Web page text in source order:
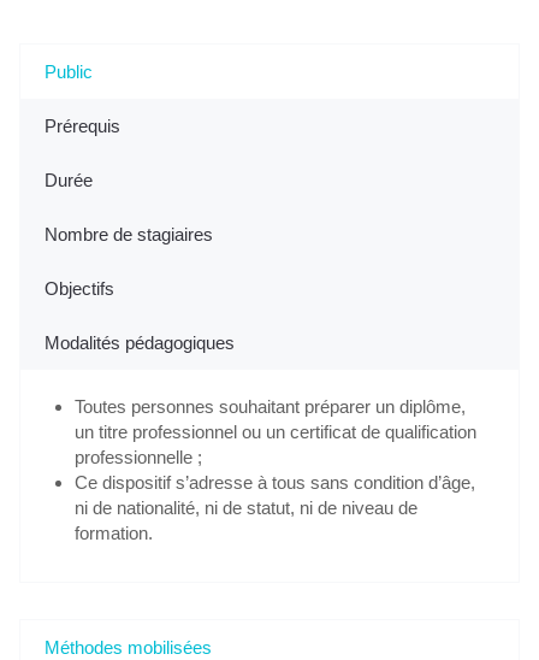
Public
Prérequis
Durée
Nombre de stagiaires
Objectifs
Modalités pédagogiques
Toutes personnes souhaitant préparer un diplôme,
un titre professionnel ou un certificat de qualification
professionnelle ;
Ce dispositif s’adresse à tous sans condition d’âge,
ni de nationalité, ni de statut, ni de niveau de
formation.
Méthodes mobilisées